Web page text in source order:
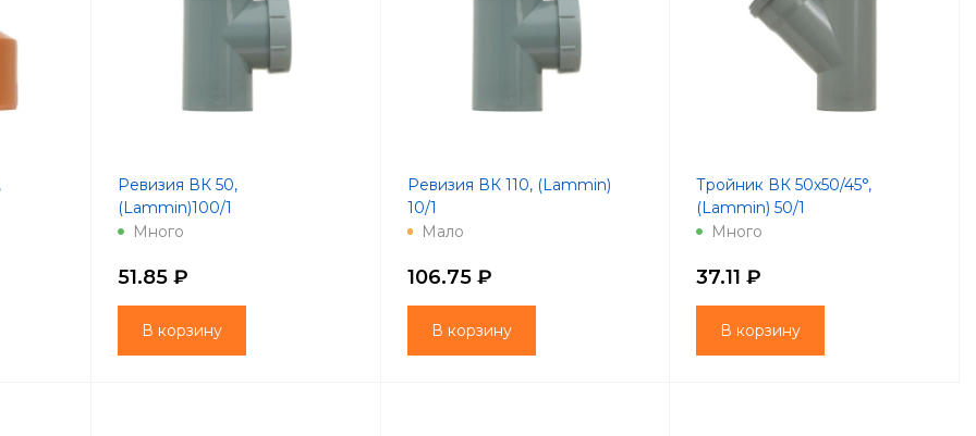
Ревизия ВК 50,
(Lammin)100/1
Много
51.85 ₽
В корзину
Ревизия ВК 110, (Lammin)
10/1
Мало
106.75 ₽
В корзину
Тройник ВК 50х50/45°,
(Lammin) 50/1
Много
37.11 ₽
В корзину